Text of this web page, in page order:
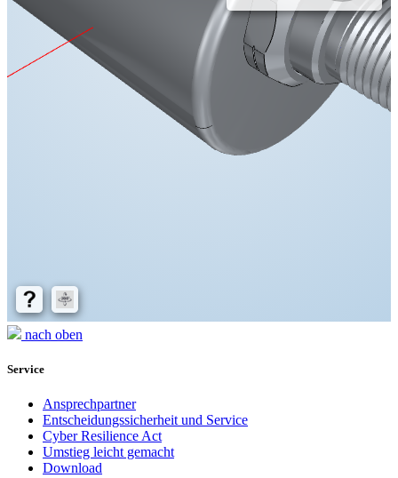
nach oben
Service
Ansprechpartner
Entscheidungssicherheit und Service
Cyber Resilience Act
Umstieg leicht gemacht
Download